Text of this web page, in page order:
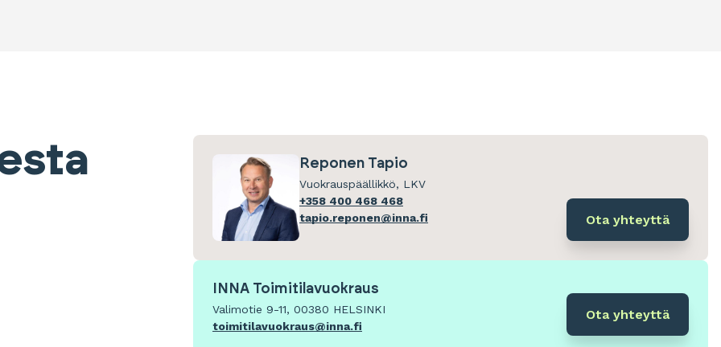
Reponen Tapio
Vuokrauspäällikkö, LKV
+358 400 468 468
tapio.reponen@inna.fi
Ota yhteyttä
INNA Toimitilavuokraus
Valimotie 9-11, 00380 HELSINKI
toimitilavuokraus@inna.fi
Ota yhteyttä